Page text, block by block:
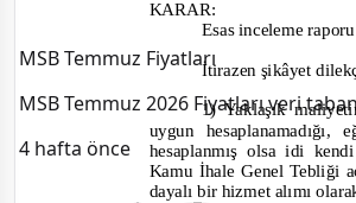
MSB Temmuz Fiyatları
MSB Temmuz 2026 Fiyatları veri
4 hafta önce
KARAR:
Esas inceleme
İtirazen şikâyet
1) Yaklaşık
uygun
hesaplanmış olsa idi
Kamu İhale Genel Tebliği
dayalı bir hizmet alımı